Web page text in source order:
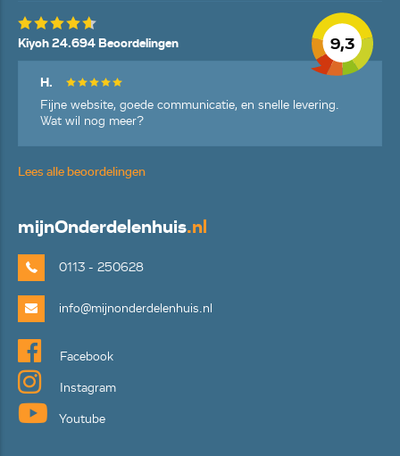
9,3
Kiyoh 24.694 Beoordelingen
H.
Fijne website, goede communicatie, en snelle levering.
Wat wil nog meer?
Lees alle beoordelingen
mijnOnderdelenhuis.nl
0113 - 250628
info@mijnonderdelenhuis.nl
Facebook
Instagram
Youtube